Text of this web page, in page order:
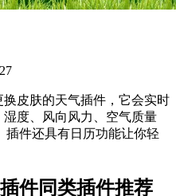
皮肤的天气插件，它会实时
度、风向风力、空气质量
插件还具有日历功能让你轻
件同类插件推荐